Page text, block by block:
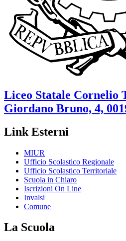
Liceo Statale Cornelio
Giordano Bruno, 4,
Link Esterni
MIUR
Ufficio Scolastico Regionale
Ufficio Scolastico Territoriale
Scuola in Chiaro
Iscrizioni On Line
Invalsi
Comune
La Scuola